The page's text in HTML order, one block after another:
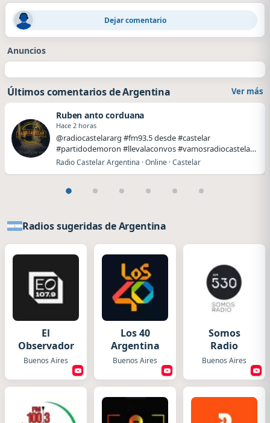
Hace 1 día
Desde juan jose paso, Pehuajó
Dejar comentario
Anuncios
Últimos comentarios de Argentina Ver más
Ruben anto corduana
Hace 2 horas
@radiocastelararg #fm93.5 desde #castelar
#partidodemoron #llevalaconvos #vamosradiocastelar
#lleval…
Radio Castelar Argentina · Online · Castelar
Radios sugeridas de Argentina
El
Observador
Buenos Aires
Los 40
Argentina
Buenos Aires
Somos
Radio
Buenos Aires